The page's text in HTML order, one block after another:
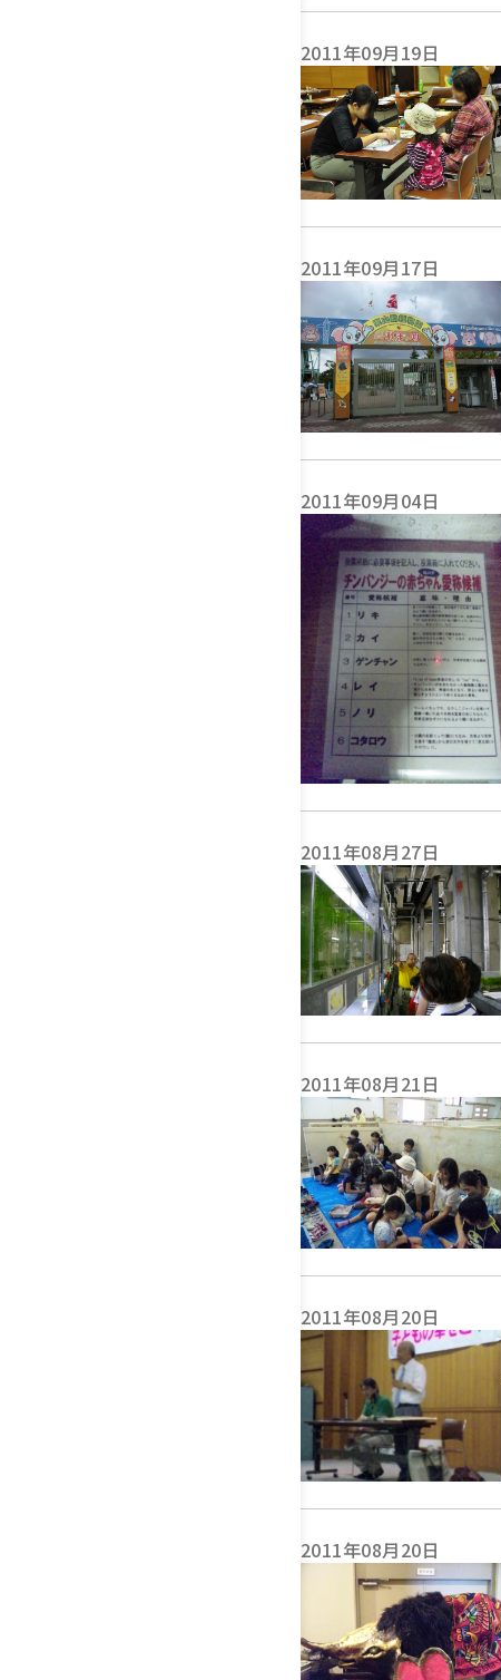
2011年09月19日
2011年09月17日
2011年09月04日
2011年08月27日
2011年08月21日
2011年08月20日
2011年08月20日